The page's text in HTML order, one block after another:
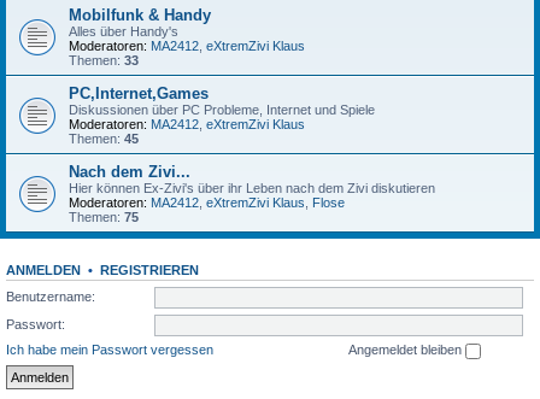
Mobilfunk & Handy
Alles über Handy's
Moderatoren: MA2412 eXtremZivi Klaus
Themen: 33
PC,Internet,Games
Diskussionen über PC Probleme, Internet und Spiele
Moderatoren: MA2412 eXtremZivi Klaus
Themen: 45
Nach dem Zivi...
Hier können Ex-Zivi's über ihr Leben nach dem Zivi diskutieren
Moderatoren: MA2412 eXtremZivi Klaus
Flose
Themen: 75
ANMELDEN • REGISTRIEREN
Benutzername:
Passwort:
Ich habe mein Passwort vergessen
Angemeldet bleiben